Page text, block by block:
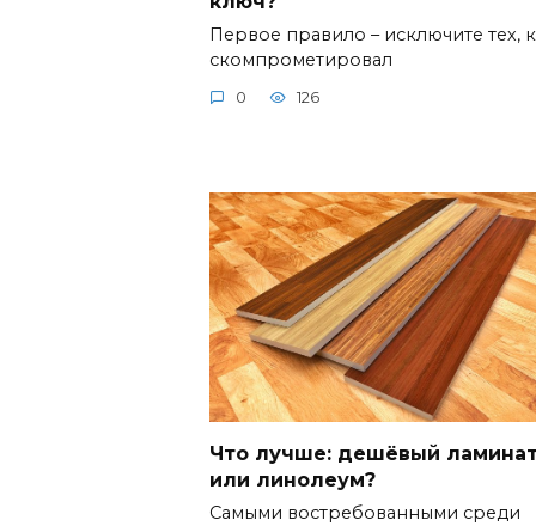
Первое правило – исключите тех,
скомпрометировал
0 126
Что лучше: дешёвый
или линолеум?
Самыми востребованными среди